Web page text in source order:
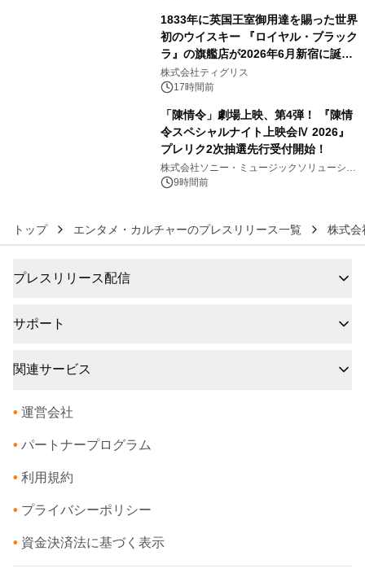
1833年に英国王室御用達を賜った世界
初のウイスキー 『ロイヤル・ブラック
ラ』の旗艦店が2026年6月新宿に誕
生 バカルディ ジャパンと連携した
没入型バー「BAR Arca」
株式会社ティグリス
17時間前
「陳情令」劇場上映、第4弾！ 『陳情
令スペシャルナイト上映会Ⅳ 2026』
プレリク2次抽選先行受付開始！
株式会社ソニー・ミュージックソリューショ
ンズ9時間前
トップ エンタメ・カルチャーのプレスリリース一覧 株式会
プレスリリース配信
サポート
関連サービス
• 運営会社
• パートナープログラム
• 利用規約
• プライバシーポリシー
• 資金決済法に基づく表示